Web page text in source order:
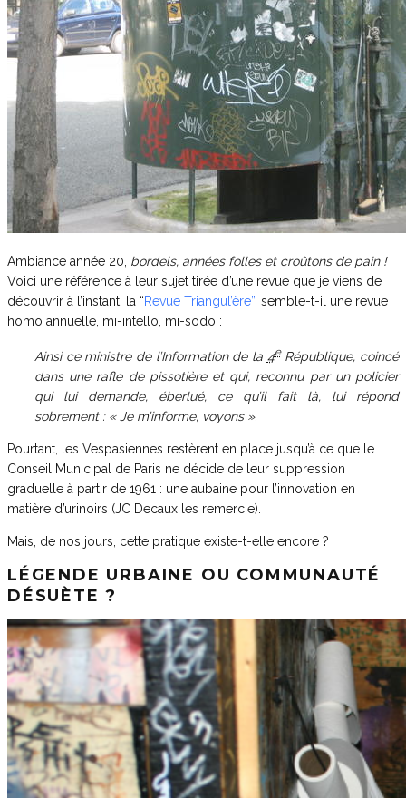
Ambiance année 20, bordels, années folles et croûtons de pain !
Voici une référence à leur sujet tirée d’une revue que je viens de
découvrir à l’instant, la “Revue Triangul’ère” , semble-t-il une revue
homo annuelle, mi-intello, mi-sodo :
Ainsi ce ministre de l’Information de la 4eRépublique, coincé
dans une rafle de pissotière et qui, reconnu par un policier
qui lui demande, éberlué, ce qu’il fait là, lui répond
sobrement : « Je m’informe, voyons ».
Pourtant, les Vespasiennes restèrent en place jusqu’à ce que le
Conseil Municipal de Paris ne décide de leur suppression
graduelle à partir de 1961 : une aubaine pour l’innovation en
matière d’urinoirs (JC Decaux les remercie).
Mais, de nos jours, cette pratique existe-t-elle encore ?
LÉGENDE URBAINE OU COMMUNAUTÉ
DÉSUÈTE ?